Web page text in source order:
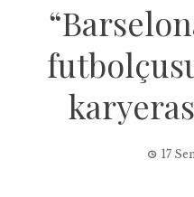
17